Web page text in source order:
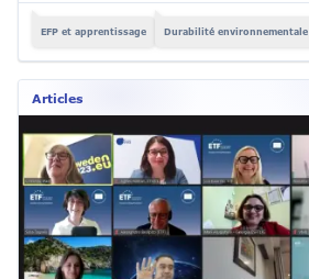
EFP et apprentissage Durabilité environnementale
Articles